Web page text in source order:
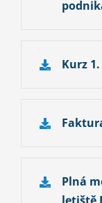
Kurz
Plná